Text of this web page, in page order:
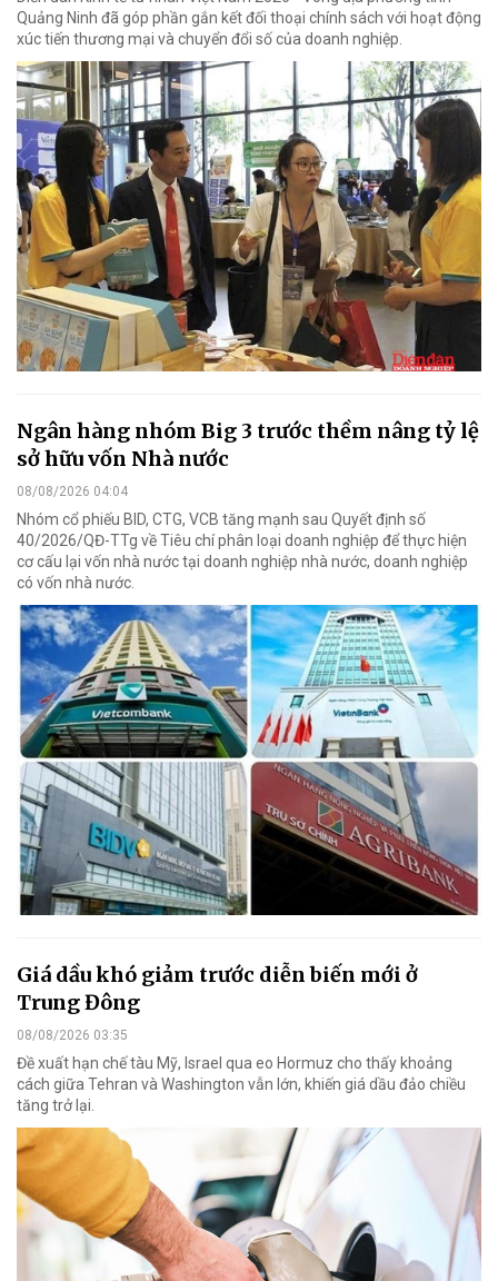
Quảng Ninh đã góp phần gắn kết đối thoại chính sách với hoạt động
xúc tiến thương mại và chuyển đổi số của doanh nghiệp.
Ngân hàng nhóm Big 3 trước thềm nâng tỷ lệ
sở hữu vốn Nhà nước
08/08/2026 04:04
Nhóm cổ phiếu BID, CTG, VCB tăng mạnh sau Quyết định số
40/2026/QĐ-TTg về Tiêu chí phân loại doanh nghiệp để thực hiện
cơ cấu lại vốn nhà nước tại doanh nghiệp nhà nước, doanh nghiệp
có vốn nhà nước.
Giá dầu khó giảm trước diễn biến mới ở
Trung Đông
08/08/2026 03:35
Đề xuất hạn chế tàu Mỹ, Israel qua eo Hormuz cho thấy khoảng
cách giữa Tehran và Washington vẫn lớn, khiến giá dầu đảo chiều
tăng trở lại.